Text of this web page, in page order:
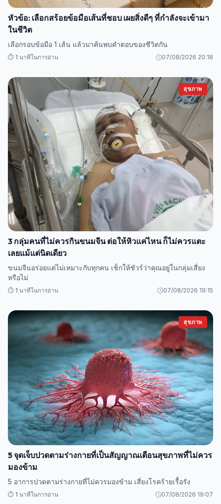
หัวข้อ: เลือกสร้อยข้อมือเส้นที่ชอบ เผยสิ่งดีๆ ที่กำลังจะเข้ามา
ในชีวิต
เลือกรอบข้อมือ 1 เส้น แล้วมาค้นพบคำตอบของชีวิตกัน
⏱️ 1 นาทีในการอ่าน 07/08/2026 20:18
สุขภาพ
3 กลุ่มคนที่ไม่ควรกินขนมจีน ต่อให้หิวแค่ไหน ก็ไม่ควรแตะ
เลยแม้แต่นิดเดียว
ขนมจีนอร่อยแต่ไม่เหมาะกับทุกคน เช็กให้ชัวร์ว่าคุณอยู่ในกลุ่มเสี่ยง
หรือไม่
⏱️ 1 นาทีในการอ่าน 07/08/2026 19:15
สุขภาพ
5 จุดเจ็บปวดตามร่างกายที่เป็นสัญญาณเตือนสุขภาพที่ไม่ควร
มองข้าม
5 อาการปวดตามร่างกายที่ไม่ควรมองข้าม เสี่ยงโรคร้ายเรื้อรัง
⏱️ 1 นาทีในการอ่าน 07/08/2026 19:07